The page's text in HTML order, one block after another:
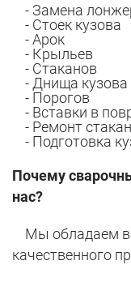
- Замена
- Стоек кузова
- Арок
- Крыльев
- Стаканов
- Днища кузова
- Порогов
- Вставки в
- Ремонт
- Подготовка
Почему
нас?
Мы обладаем
качественного